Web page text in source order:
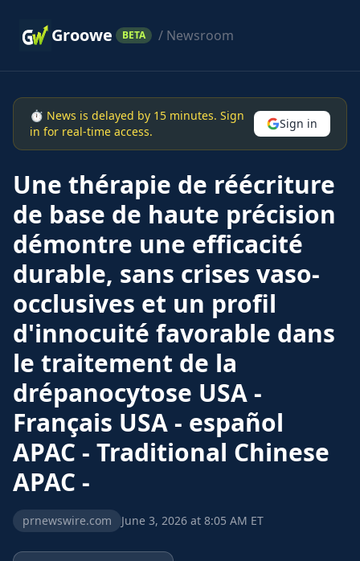
Groowe BETA / Newsroom
⏱ News is delayed by 15 minutes. Sign
in for real-time access.
Sign in
Une thérapie de réécriture
de base de haute précision
démontre une efficacité
durable, sans crises vaso-
occlusives et un profil
d'innocuité favorable dans
le traitement de la
drépanocytose USA -
Français USA - español
APAC - Traditional Chinese
APAC -
prnewswire.com June 3, 2026 at 8:05 AM ET